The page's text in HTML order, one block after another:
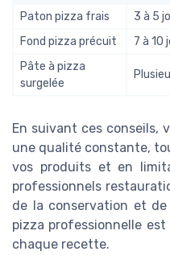
Paton pizza frais 3 à 5
Fond pizza précuit
7 à 10
Pâte à pizza
surgelée
En suivant ces conseils,
une qualité constante,
vos produits et en
professionnels
de la conservation et
pizza professionnelle
chaque recette.